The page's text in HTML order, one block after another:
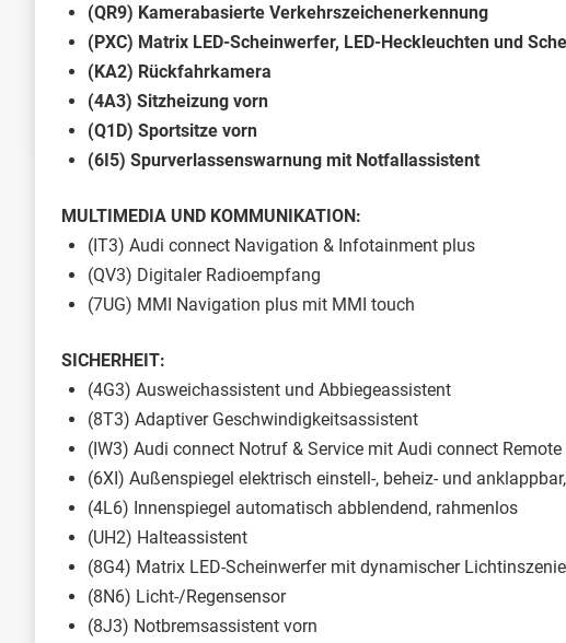
(QR9) Kamerabasierte Verkehrszeichenerkennung
(PXC) Matrix LED-Scheinwerfer, LED-Heckleuchten und
(KA2) Rückfahrkamera
(4A3) Sitzheizung vorn
(Q1D) Sportsitze vorn
(6I5) Spurverlassenswarnung mit Notfallassistent
MULTIMEDIA UND KOMMUNIKATION:
(IT3) Audi connect Navigation & Infotainment plus
(QV3) Digitaler Radioempfang
(7UG) MMI Navigation plus mit MMI touch
SICHERHEIT:
(4G3) Ausweichassistent und Abbiegeassistent
(8T3) Adaptiver Geschwindigkeitsassistent
(IW3) Audi connect Notruf & Service mit Audi connect Remote
(6XI) Außenspiegel elektrisch einstell-, beheiz- und
(4L6) Innenspiegel automatisch abblendend, rahmenlos
(UH2) Halteassistent
(8G4) Matrix LED-Scheinwerfer mit dynamischer
(8N6) Licht-/Regensensor
(8J3) Notbremsassistent vorn